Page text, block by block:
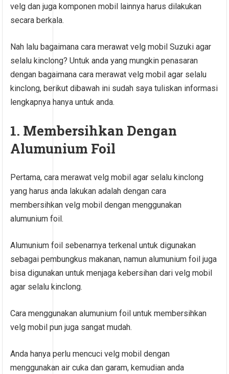
velg dan juga komponen mobil lainnya harus dilakukan
secara berkala.
Nah lalu bagaimana cara merawat velg mobil Suzuki agar
selalu kinclong? Untuk anda yang mungkin penasaran
dengan bagaimana cara merawat velg mobil agar selalu
kinclong, berikut dibawah ini sudah saya tuliskan informasi
lengkapnya hanya untuk anda.
1. Membersihkan Dengan
Alumunium Foil
Pertama, cara merawat velg mobil agar selalu kinclong
yang harus anda lakukan adalah dengan cara
membersihkan velg mobil dengan menggunakan
alumunium foil.
Alumunium foil sebenarnya terkenal untuk digunakan
sebagai pembungkus makanan, namun alumunium foil juga
bisa digunakan untuk menjaga kebersihan dari velg mobil
agar selalu kinclong.
Cara menggunakan alumunium foil untuk membersihkan
velg mobil pun juga sangat mudah.
Anda hanya perlu mencuci velg mobil dengan
menggunakan air cuka dan garam, kemudian anda